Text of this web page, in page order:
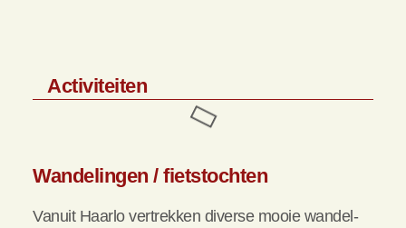
Activiteiten
Wandelingen / fietstochten
Vanuit Haarlo vertrekken diverse mooie wandel-